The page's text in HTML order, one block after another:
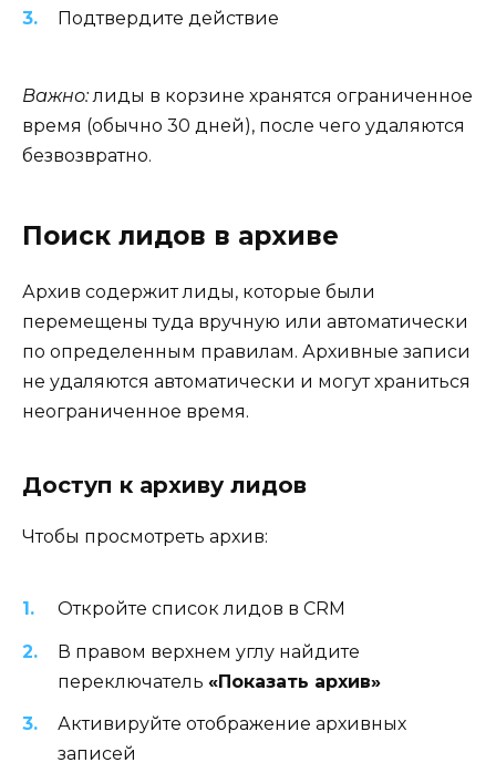
Подтвердите действие
Важно:лиды в корзине хранятся ограниченное
время (обычно 30 дней), после чего удаляются
безвозвратно.
Поиск лидов в архиве
Архив содержит лиды, которые были
перемещены туда вручную или автоматически
по определенным правилам. Архивные записи
не удаляются автоматически и могут храниться
неограниченное время.
Доступ к архиву лидов
Чтобы просмотреть архив:
Откройте список лидов в CRM
В правом верхнем углу найдите
переключатель «Показать архив»
Активируйте отображение архивных
записей